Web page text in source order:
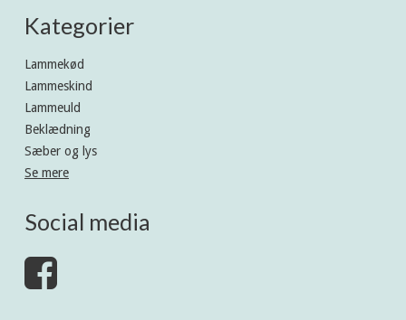
Kategorier
Lammekød
Lammeskind
Lammeuld
Beklædning
Sæber og lys
Se mere
Social media